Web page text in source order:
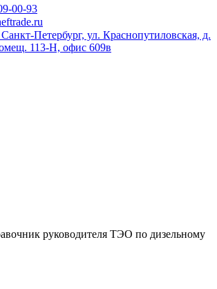
00-93
Санкт-Петербург, ул. Краснопутиловская, д.
113-Н, офис 609в
руководителя ТЭО по дизельному